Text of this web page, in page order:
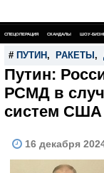
СПЕЦОПЕРАЦИЯ СКАНДАЛЫ ШОУ-
# ПУТИН , РАКЕТЫ ,
Путин:
РСМД в
систем США
16 декабря